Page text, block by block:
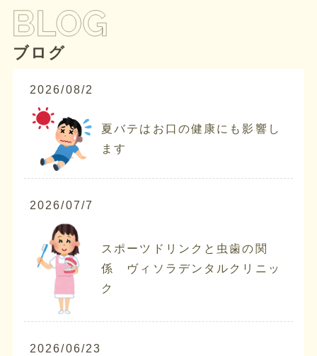
ブログ
2026/08/2
夏バテはお口の健康にも影響し
ます
2026/07/7
スポーツドリンクと虫歯の関
係 ヴィソラデンタルクリニッ
ク
2026/06/23